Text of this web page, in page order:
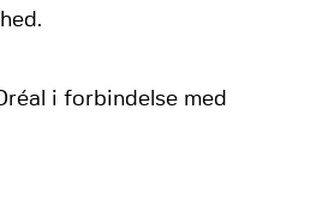
i forbindelse med